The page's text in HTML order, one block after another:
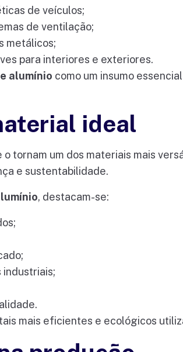
de veículos;
de ventilação;
metálicos;
para interiores e exteriores.
alumínio como um insumo
ideal
tornam um dos materiais mais
e sustentabilidade.
, destacam-se:
industriais;
mais eficientes e ecológicos